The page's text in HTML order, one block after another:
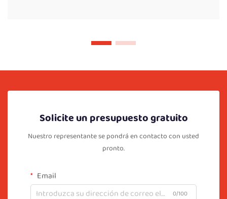
Solicite un presupuesto gratuito
Nuestro representante se pondrá en contacto con usted
pronto.
Email
0/100